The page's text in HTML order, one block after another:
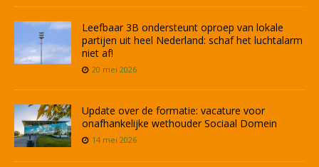
Leefbaar 3B ondersteunt oproep van lokale
partijen uit heel Nederland: schaf het luchtalarm
niet af!
20 mei 2026
Update over de formatie: vacature voor
onafhankelijke wethouder Sociaal Domein
14 mei 2026